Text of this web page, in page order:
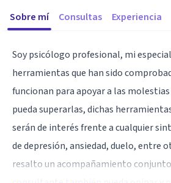
Sobre mí Consultas Experiencia
Soy psicólogo profesional, mi
herramientas que han sido
funcionan para apoyar a las
pueda superarlas, dichas
serán de interés frente a cualquier
de depresión, ansiedad, duelo, entre
resalto un acompañamiento